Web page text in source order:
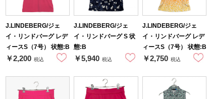
J.LINDEBERG/ジェ
イ・リンドバーグ レデ
ィースS（7号） 状態:B
￥2,200 税込
J.LINDEBERG/ジェ
イ・リンドバーグ S 状
態:B
￥5,940 税込
J.LINDEBERG/ジェ
イ・リンドバーグ レデ
ィースS（7号） 状態:B
￥2,750 税込